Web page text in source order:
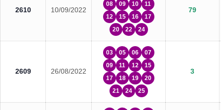
2610 10/09/2022
08
09 10
11
12
15 16
17
20
22 24
79
2609 26/08/2022
03 05 06
07
09
11 12
15
17
18 19
20
21
24 25
3